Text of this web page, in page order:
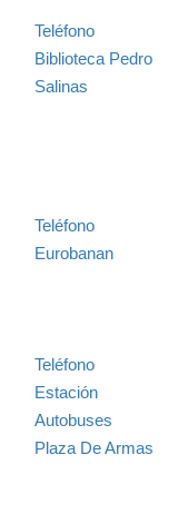
Teléfono
Biblioteca Pedro
Salinas
Teléfono
Eurobanan
Teléfono
Estación
Autobuses
Plaza De Armas